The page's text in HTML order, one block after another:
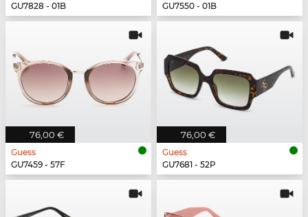
GU7828 - 01B
GU7550 - 01B
76,00 €
Guess
GU7459 - 57F
76,00 €
Guess
GU7681 - 52P